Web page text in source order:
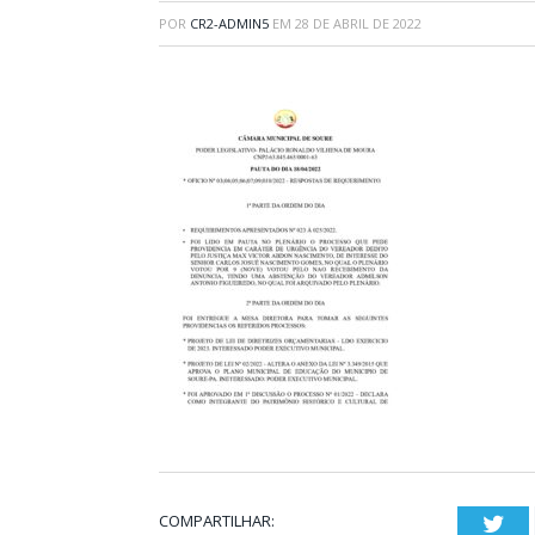
POR CR2-ADMIN5 EM 28 DE ABRIL DE 2022
COMPARTILHAR: